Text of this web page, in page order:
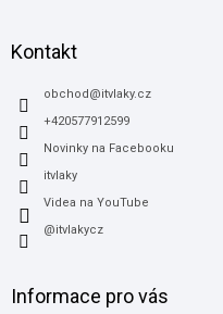
Kontakt
obchod @itvlaky.cz
+420577912599
Novinky na Facebooku
itvlaky
Videa na YouTube
@itvlakycz
Informace pro vás